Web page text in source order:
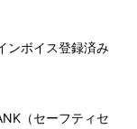
ンボイス登録済み
（セーフティセ